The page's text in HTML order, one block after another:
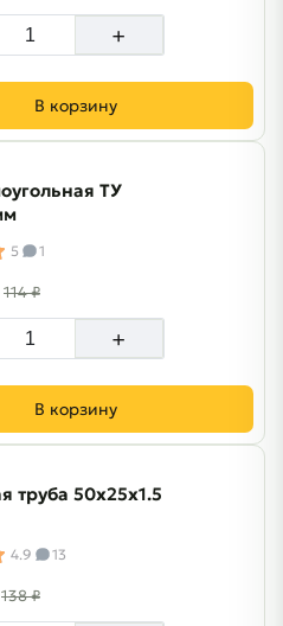
+
В корзину
ТУ
5 1
114 ₽
+
В корзину
труба 50х25х1.5
4.9 13
138 ₽